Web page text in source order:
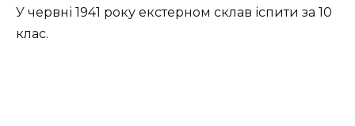
У червні 1941 року екстерном склав іспити за 10
клас.